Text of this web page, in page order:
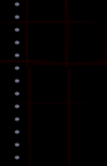
*
*
*
*
*
*
*
*
*
*
*
*
*